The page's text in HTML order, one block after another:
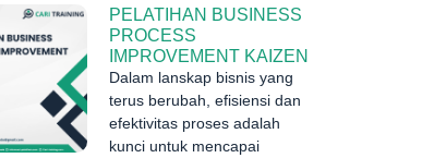
PELATIHAN BUSINESS
PROCESS
IMPROVEMENT KAIZEN
Dalam lanskap bisnis yang
terus berubah, efisiensi dan
efektivitas proses adalah
kunci untuk mencapai